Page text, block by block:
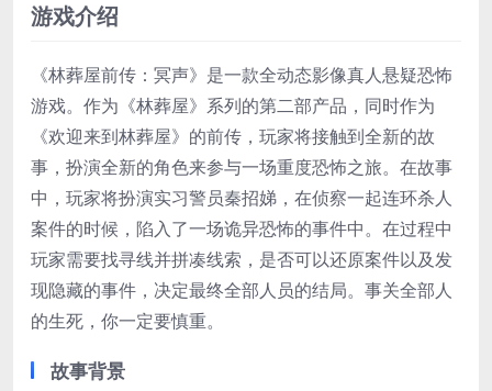
游戏介绍
《林葬屋前传：冥声》是一款全动态影像真人悬疑恐怖
游戏。作为《林葬屋》系列的第二部产品，同时作为
《欢迎来到林葬屋》的前传，玩家将接触到全新的故
事，扮演全新的角色来参与一场重度恐怖之旅。在故事
中，玩家将扮演实习警员秦招娣，在侦察一起连环杀人
案件的时候，陷入了一场诡异恐怖的事件中。在过程中
玩家需要找寻线并拼凑线索，是否可以还原案件以及发
现隐藏的事件，决定最终全部人员的结局。事关全部人
的生死，你一定要慎重。
故事背景